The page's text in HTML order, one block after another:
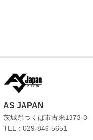
AS JAPAN
茨城県つくば市古来1373-3
TEL：029-846-5651